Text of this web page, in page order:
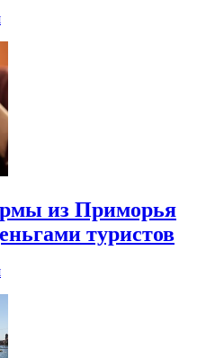
из Приморья
туристов